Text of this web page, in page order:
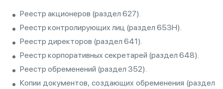
Реестр акционеров (раздел 627).
Реестр контролирующих лиц (раздел 653H).
Реестр директоров (раздел 641).
Реестр корпоративных секретарей (раздел 648).
Реестр обременений (раздел 352).
Копии документов, создающих обременения (раздел